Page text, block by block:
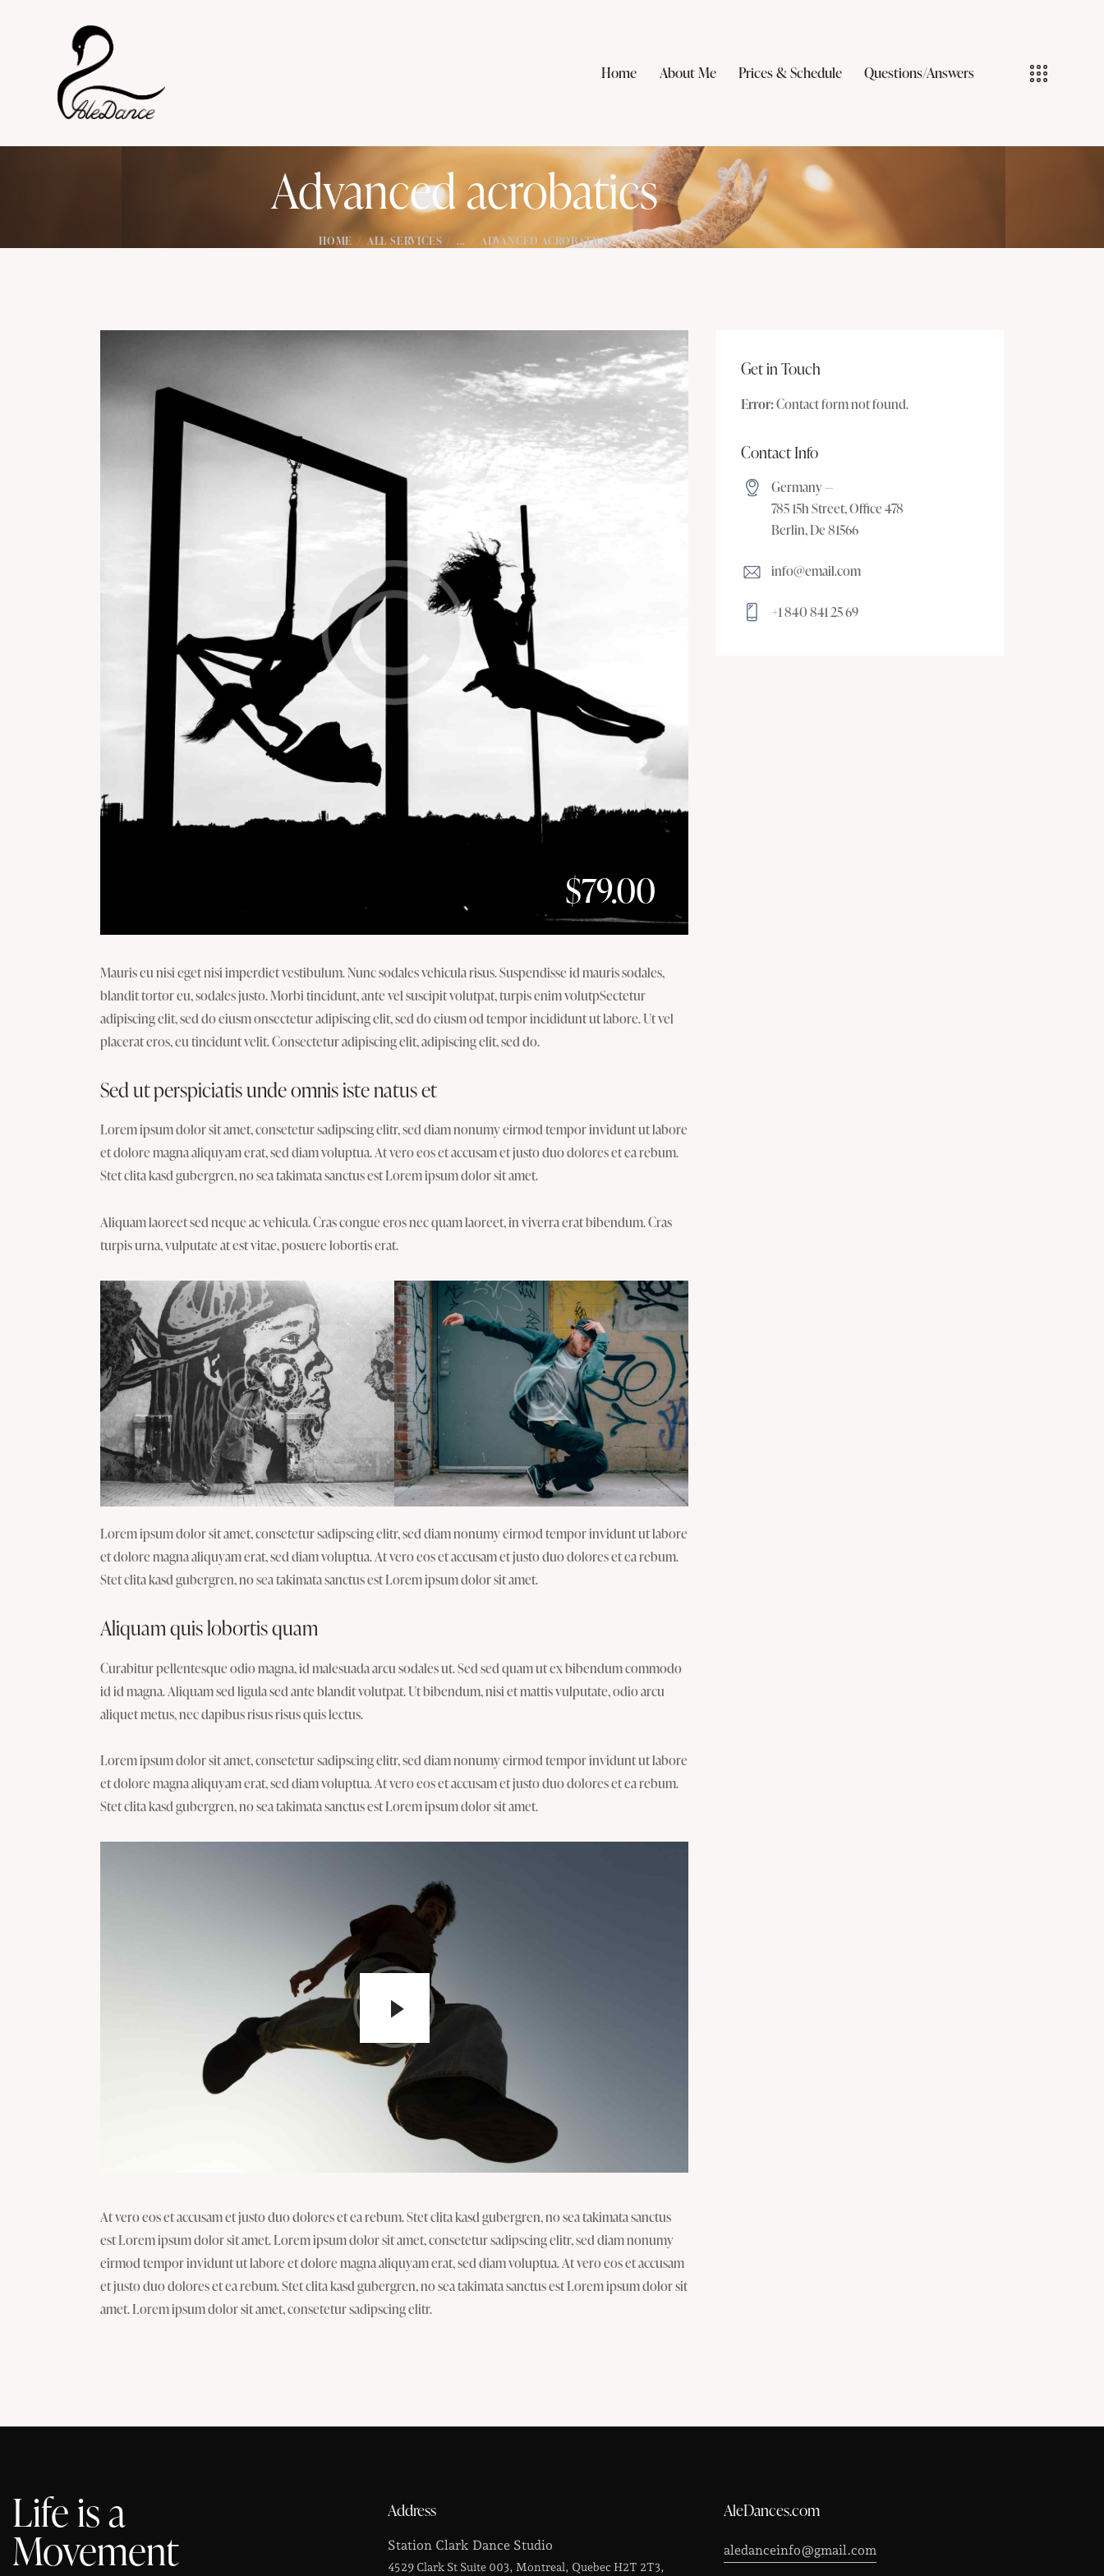
Home About Me Prices & Schedule Questions/Answers
Advanced acrobatics
HOME ALL SERVICES ... ADVANCED ACROBATICS
$79.00
Mauris eu nisi eget nisi imperdiet vestibulum. Nunc sodales vehicula risus. Suspendisse id mauris sodales,
blandit tortor eu, sodales justo. Morbi tincidunt, ante vel suscipit volutpat, turpis enim volutpSectetur
adipiscing elit, sed do eiusm onsectetur adipiscing elit, sed do eiusm od tempor incididunt ut labore. Ut vel
placerat eros, eu tincidunt velit. Consectetur adipiscing elit, adipiscing elit, sed do.
Sed ut perspiciatis unde omnis iste natus et
Lorem ipsum dolor sit amet, consetetur sadipscing elitr, sed diam nonumy eirmod tempor invidunt ut labore
et dolore magna aliquyam erat, sed diam voluptua. At vero eos et accusam et justo duo dolores et ea rebum.
Stet clita kasd gubergren, no sea takimata sanctus est Lorem ipsum dolor sit amet.
Aliquam laoreet sed neque ac vehicula. Cras congue eros nec quam laoreet, in viverra erat bibendum. Cras
turpis urna, vulputate at est vitae, posuere lobortis erat.
Lorem ipsum dolor sit amet, consetetur sadipscing elitr, sed diam nonumy eirmod tempor invidunt ut labore
et dolore magna aliquyam erat, sed diam voluptua. At vero eos et accusam et justo duo dolores et ea rebum.
Stet clita kasd gubergren, no sea takimata sanctus est Lorem ipsum dolor sit amet.
Aliquam quis lobortis quam
Curabitur pellentesque odio magna, id malesuada arcu sodales ut. Sed sed quam ut ex bibendum commodo
id id magna. Aliquam sed ligula sed ante blandit volutpat. Ut bibendum, nisi et mattis vulputate, odio arcu
aliquet metus, nec dapibus risus risus quis lectus.
Lorem ipsum dolor sit amet, consetetur sadipscing elitr, sed diam nonumy eirmod tempor invidunt ut labore
et dolore magna aliquyam erat, sed diam voluptua. At vero eos et accusam et justo duo dolores et ea rebum.
Stet clita kasd gubergren, no sea takimata sanctus est Lorem ipsum dolor sit amet.
At vero eos et accusam et justo duo dolores et ea rebum. Stet clita kasd gubergren, no sea takimata sanctus
est Lorem ipsum dolor sit amet. Lorem ipsum dolor sit amet, consetetur sadipscing elitr, sed diam nonumy
eirmod tempor invidunt ut labore et dolore magna aliquyam erat, sed diam voluptua. At vero eos et accusam
et justo duo dolores et ea rebum. Stet clita kasd gubergren, no sea takimata sanctus est Lorem ipsum dolor sit
amet. Lorem ipsum dolor sit amet, consetetur sadipscing elitr.
Get in Touch
Error:Contact form not found.
Contact Info
Germany —
785 15h Street, Office 478
Berlin, De 81566
info@email.com
+1 840 841 25 69
Life is a
Movement
Address
Station Clark Dance Studio
4529 Clark St Suite 003, Montreal, Quebec H2T 2T3,
AleDances.com
aledanceinfo@gmail.com